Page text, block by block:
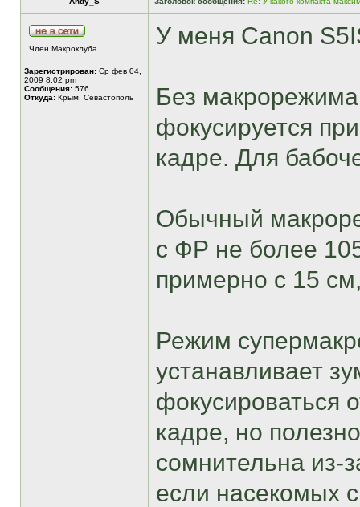
Член Макроклуба
Зарегистрирован: Ср фев 04,
2009 8:02 pm
Сообщения: 576
Откуда: Крым, Севастополь
У меня Canon
Без
фокусируется
кадре. Для
Обычный
с ФР не более
примерно с 15
Режим
устанавливает
фокусироваться
кадре, но
сомнительна из-
если насекомых